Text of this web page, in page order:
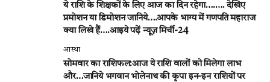
ये राशि के शिक्षकों के लिए आज का दिन रहेगा….…. देखिए
प्रमोशन या डिमोशन जानिये….आपके भाग्य में गणपति महाराज
क्या लिखे हैं….आइये पढ़ें न्यूज़ मिर्ची-24
आस्था
सोमवार का राशिफल:आज ये राशि वालों को मिलेगा लाभ
और…जानिये भगवान भोलेनाथ की कृपा इन-इन राशियों पर